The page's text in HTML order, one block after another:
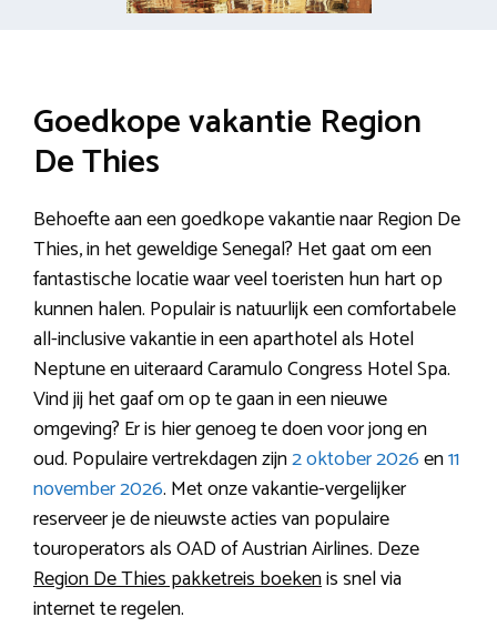
Goedkope vakantie Region
De Thies
Behoefte aan een goedkope vakantie naar Region De
Thies, in het geweldige Senegal? Het gaat om een
fantastische locatie waar veel toeristen hun hart op
kunnen halen. Populair is natuurlijk een comfortabele
all-inclusive vakantie in een aparthotel als Hotel
Neptune en uiteraard Caramulo Congress Hotel Spa.
Vind jij het gaaf om op te gaan in een nieuwe
omgeving? Er is hier genoeg te doen voor jong en
oud. Populaire vertrekdagen zijn2 oktober 2026en11
november 2026. Met onze vakantie-vergelijker
reserveer je de nieuwste acties van populaire
touroperators als OAD of Austrian Airlines. Deze
Region De Thies pakketreis boekenis snel via
internet te regelen.